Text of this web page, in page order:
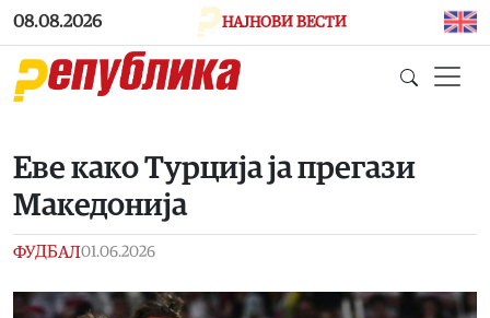
Skip to main content
08.08.2026 НАЈНОВИ ВЕСТИ
Еве како Турција ја прегази
Македонија
ФУДБАЛ01.06.2026